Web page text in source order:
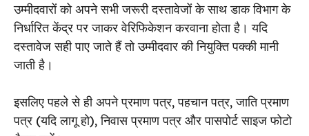
उम्मीदवारों को अपने सभी जरूरी दस्तावेजों के साथ डाक विभाग के
निर्धारित केंद्र पर जाकर वेरिफिकेशन करवाना होता है। यदि
दस्तावेज सही पाए जाते हैं तो उम्मीदवार की नियुक्ति पक्की मानी
जाती है।
इसलिए पहले से ही अपने प्रमाण पत्र, पहचान पत्र, जाति प्रमाण
पत्र (यदि लागू हो), निवास प्रमाण पत्र और पासपोर्ट साइज फोटो